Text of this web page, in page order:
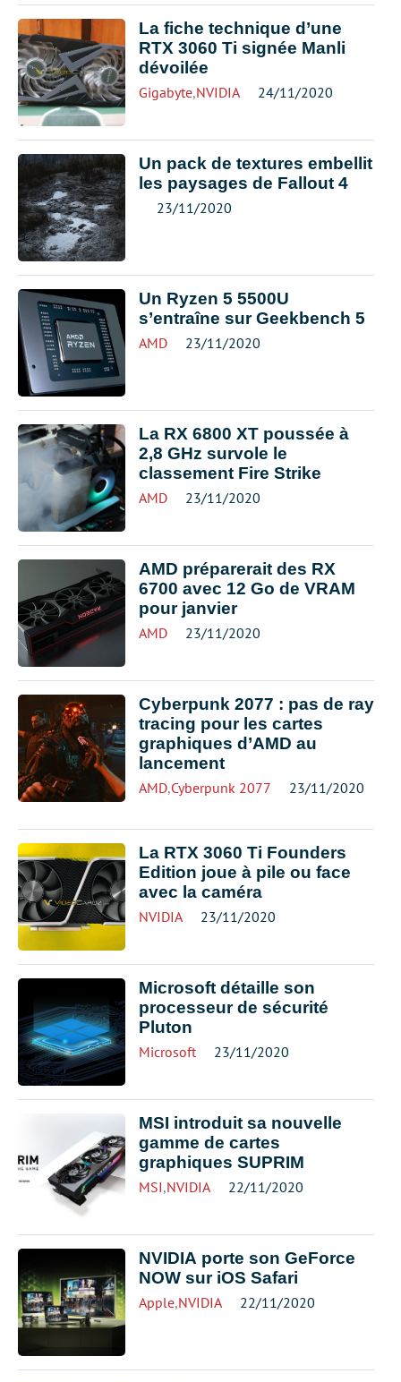
La fiche technique d’une
RTX 3060 Ti signée Manli
dévoilée
Gigabyte,NVIDIA 24/11/2020
Un pack de textures embellit
les paysages de Fallout 4
23/11/2020
Un Ryzen 5 5500U
s’entraîne sur Geekbench 5
AMD 23/11/2020
La RX 6800 XT poussée à
2,8 GHz survole le
classement Fire Strike
AMD 23/11/2020
AMD préparerait des RX
6700 avec 12 Go de VRAM
pour janvier
AMD 23/11/2020
Cyberpunk 2077 : pas de ray
tracing pour les cartes
graphiques d’AMD au
lancement
AMD,Cyberpunk 2077 23/11/2020
La RTX 3060 Ti Founders
Edition joue à pile ou face
avec la caméra
NVIDIA 23/11/2020
Microsoft détaille son
processeur de sécurité
Pluton
Microsoft 23/11/2020
MSI introduit sa nouvelle
gamme de cartes
graphiques SUPRIM
MSI,NVIDIA 22/11/2020
NVIDIA porte son GeForce
NOW sur iOS Safari
Apple,NVIDIA 22/11/2020